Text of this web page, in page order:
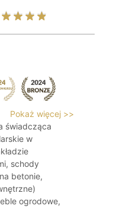
Pokaż więcej >>
świadcząca
w
schody
betonie,
ogrodowe,